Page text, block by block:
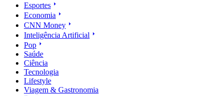
Esportes
Economia
CNN Money
Inteligência Artificial
Pop
Saúde
Ciência
Tecnologia
Lifestyle
Viagem & Gastronomia